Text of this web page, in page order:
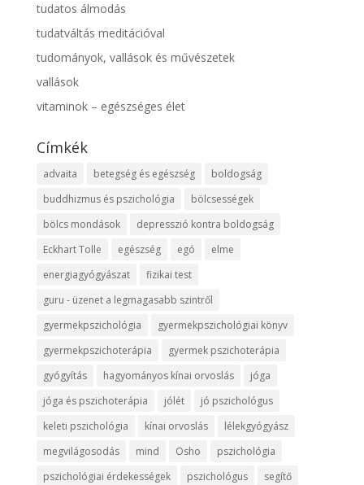
tudatos álmodás
tudatváltás meditációval
tudományok, vallások és művészetek
vallások
vitaminok – egészséges élet
Címkék
advaita betegség és egészség
boldogság
buddhizmus és pszichológia
bölcsességek
bölcs mondások
depresszió kontra boldogság
Eckhart Tolle
egészség egó
elme
energiagyógyászat
fizikai test
guru - üzenet a legmagasabb szintről
gyermekpszichológia
gyermekpszichológiai könyv
gyermekpszichoterápia
gyermek pszichoterápia
gyógyítás
hagyományos kínai orvoslás
jóga
jóga és pszichoterápia
jólét
jó pszichológus
keleti pszichológia
kínai orvoslás
lélekgyógyász
megvilágosodás
mind Osho
pszichológia
pszichológiai érdekességek
pszichológus
segítő